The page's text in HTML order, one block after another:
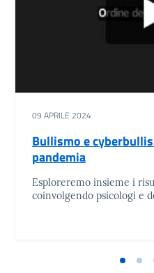
09 APRILE 2024
Bullismo e
pandemia
Esploreremo insieme i
coinvolgendo psicologi e